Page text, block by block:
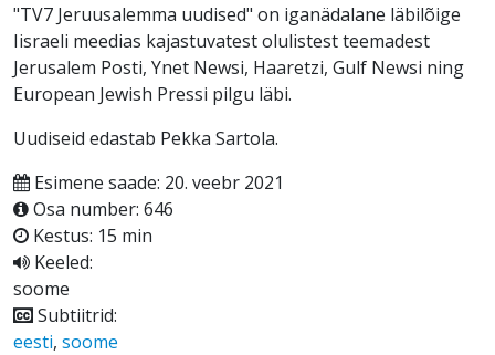
"TV7 Jeruusalemma uudised" on iganädalane läbilõige
Iisraeli meedias kajastuvatest olulistest teemadest
Jerusalem Posti, Ynet Newsi, Haaretzi, Gulf Newsi ning
European Jewish Pressi pilgu läbi.
Uudiseid edastab Pekka Sartola.
Esimene saade: 20. veebr 2021
Osa number: 646
Kestus: 15 min
Keeled:
soome
Subtiitrid:
eesti, soome